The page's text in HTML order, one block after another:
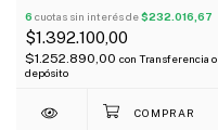
6 cuotas sin interés de$232.016,67
$1.392.100,00
$1.252.890,00 con Transferencia o
depósito